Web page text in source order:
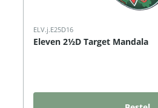
ELV.j.E25D16
Eleven 2½D Target Mandala